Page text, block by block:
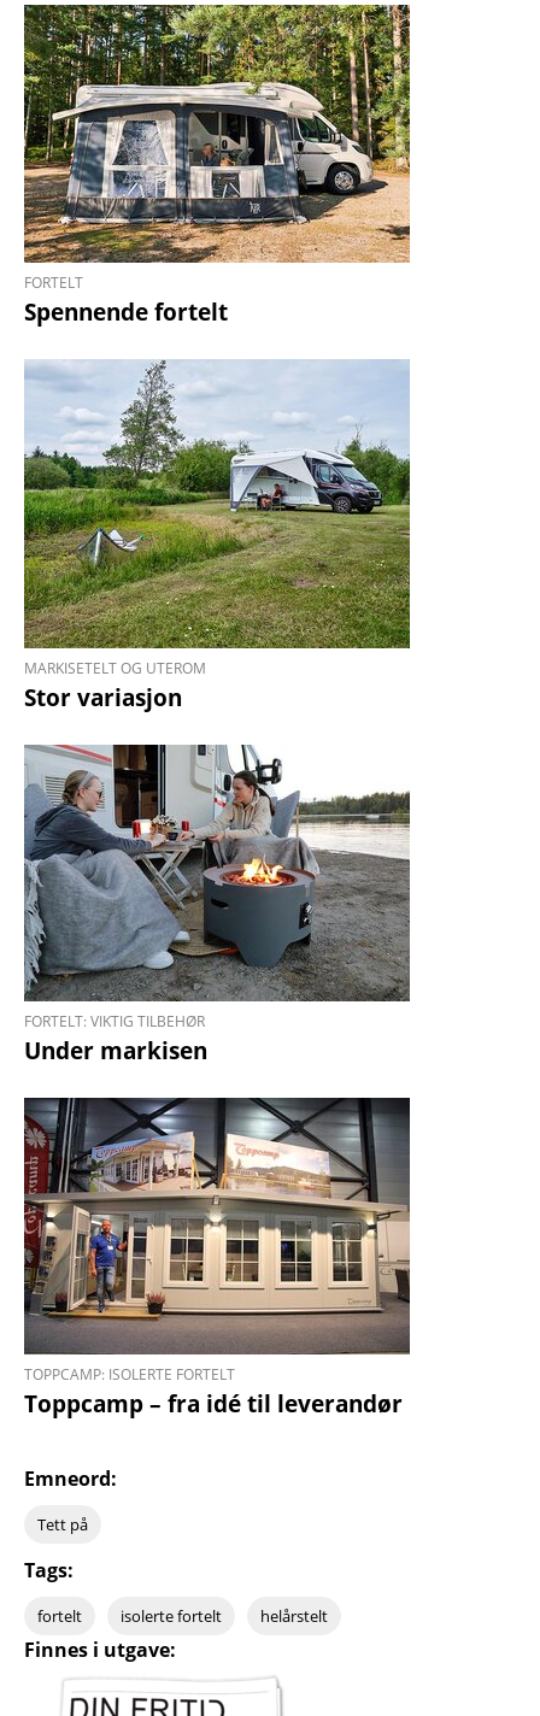
FORTELT
Spennende fortelt
MARKISETELT OG UTEROM
Stor variasjon
FORTELT: VIKTIG TILBEHØR
Under markisen
TOPPCAMP: ISOLERTE FORTELT
Toppcamp – fra idé til leverandør
Emneord:
Tett på
Tags:
fortelt isolerte fortelt helårstelt
Finnes i utgave: